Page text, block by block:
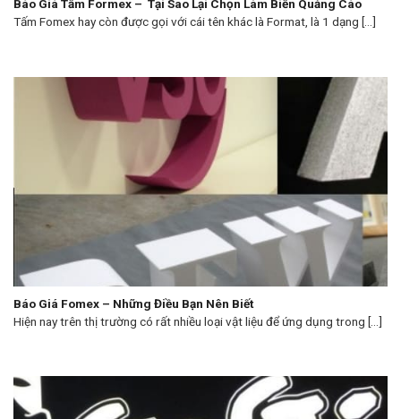
Báo Giá Tấm Formex – Tại Sao Lại Chọn Làm Biển Quảng Cáo
Tấm Fomex hay còn được gọi với cái tên khác là Format, là 1 dạng [...]
Báo Giá Fomex – Những Điều Bạn Nên Biết
Hiện nay trên thị trường có rất nhiều loại vật liệu để ứng dụng trong [...]